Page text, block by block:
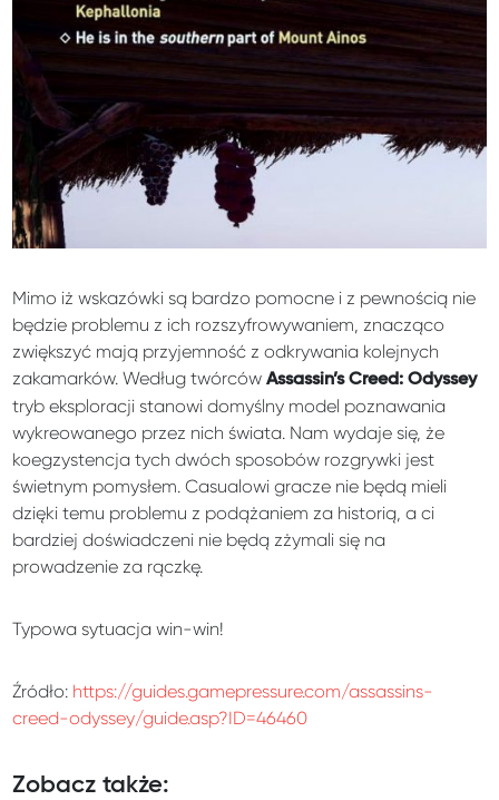
Mimo iż wskazówki są bardzo pomocne i z pewnością nie
będzie problemu z ich rozszyfrowywaniem, znacząco
zwiększyć mają przyjemność z odkrywania kolejnych
zakamarków. Według twórcówAssassin’s Creed: Odyssey
tryb eksploracji stanowi domyślny model poznawania
wykreowanego przez nich świata. Nam wydaje się, że
koegzystencja tych dwóch sposobów rozgrywki jest
świetnym pomysłem. Casualowi gracze nie będą mieli
dzięki temu problemu z podążaniem za historią, a ci
bardziej doświadczeni nie będą zżymali się na
prowadzenie za rączkę.
Typowa sytuacja win-win!
Źródło: https://guides.gamepressure.com/assassins-
creed-odyssey/guide.asp?ID=46460
Zobacz także: